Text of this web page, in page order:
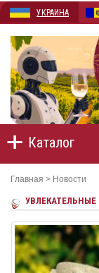
УКРАИНА
Каталог
Главная > Новости